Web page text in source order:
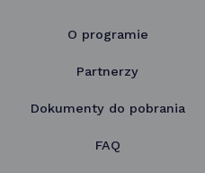
O programie
Partnerzy
Dokumenty do pobrania
FAQ